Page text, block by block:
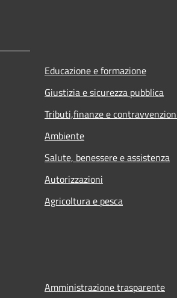
Educazione e formazione
Giustizia e sicurezza pubblica
Tributi,finanze e
Ambiente
Salute, benessere e assistenza
Autorizzazioni
Agricoltura e pesca
Amministrazione trasparente